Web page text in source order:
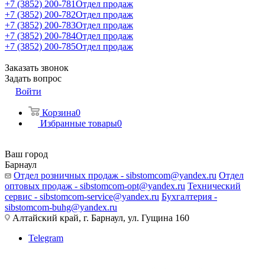
+7 (3852) 200-781Отдел продаж
+7 (3852) 200-782Отдел продаж
+7 (3852) 200-783Отдел продаж
+7 (3852) 200-784Отдел продаж
+7 (3852) 200-785Отдел продаж
Заказать звонок
Задать вопрос
Войти
Корзина0
Избранные товары0
Ваш город
Барнаул
Отдел розничных продаж - sibstomcom@yandex.ru Отдел
оптовых продаж - sibstomcom-opt@yandex.ru Технический
сервис - sibstomcom-service@yandex.ru Бухгалтерия -
sibstomcom-buhg@yandex.ru
Алтайский край, г. Барнаул, ул. Гущина 160
Telegram